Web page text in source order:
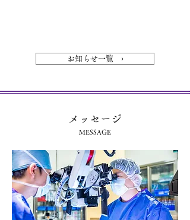
お知らせ一覧 ›
メッセージ
MESSAGE